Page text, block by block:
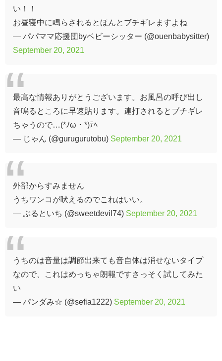
い！！
お昼寝中に鳴らされるとほんとブチギレますよね
— パパママ応援団byベビーシッター (@ouenbabysitter)
September 20, 2021
最高な情報ありがとうございます。お風呂の呼び出し
音鳴るところに早速貼ります。連打されるとブチギレ
ちゃうので…(*ﾉω・*)ﾃﾍ
— じゃん (@gurugurutobu) September 20, 2021
外部からすみません
うちワンコが吠えるのでこれはいい。
— ぶるといち (@sweetdevil74) September 20, 2021
うちのは音量は調節出来ても音自体は消せないタイプ
なので、これはめっちゃ朗報ですさっそく試してみた
い
— パンダみ☆ (@sefia1222) September 20, 2021